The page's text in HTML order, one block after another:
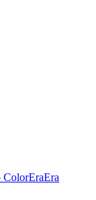
ColorEraEra